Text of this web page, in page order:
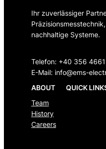
Ihr zuverlässiger
nachhaltige Systeme.
Telefon: +40 356
E-Mail: info@ems-
ABOUT
Team
History
Careers
QUICK